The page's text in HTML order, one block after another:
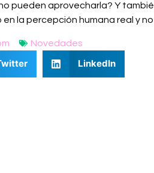
pueden aprovecharla? Y
la percepción humana real y no
Novedades
LinkedIn